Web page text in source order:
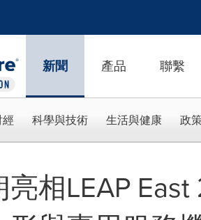
新聞 產品 聯繫
科學與技術 生活與健康 政
亮相LEAP